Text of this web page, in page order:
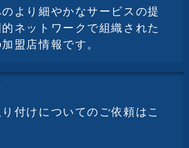
より細やかなサービスの提
ネットワークで組織された
盟店情報です。
付けについてのご依頼はこ